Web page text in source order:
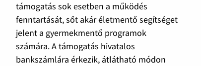
támogatás sok esetben a működés
fenntartását, sőt akár életmentő segítséget
jelent a gyermekmentő programok
számára. A támogatás hivatalos
bankszámlára érkezik, átlátható módon